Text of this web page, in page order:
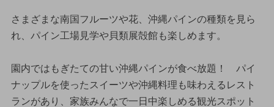
さまざまな南国フルーツや花、沖縄パインの種類を見ら
れ、パイン工場見学や貝類展殻館も楽しめます。
園内ではもぎたての甘い沖縄パインが食べ放題！ パイ
ナップルを使ったスイーツや沖縄料理も味わえるレスト
ランがあり、家族みんなで一日中楽しめる観光スポット